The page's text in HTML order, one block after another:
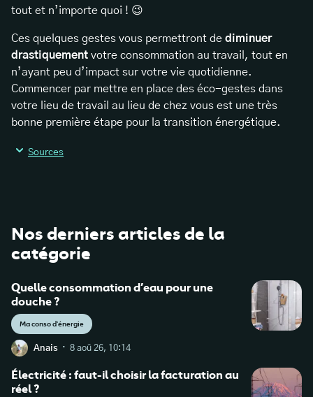
tout et n’importe quoi ! 😉
Ces quelques gestes vous permettront de diminuer
drastiquement votre consommation au travail, tout en
n’ayant peu d’impact sur votre vie quotidienne.
Commencer par mettre en place des éco-gestes dans
votre lieu de travail au lieu de chez vous est une très
bonne première étape pour la transition énergétique.
Sources
Nos derniers articles de la
catégorie
Quelle consommation d’eau pour une
douche ?
Ma conso d'énergie
Anais · 8 aoû 26, 10:14
Électricité : faut-il choisir la facturation au
réel ?